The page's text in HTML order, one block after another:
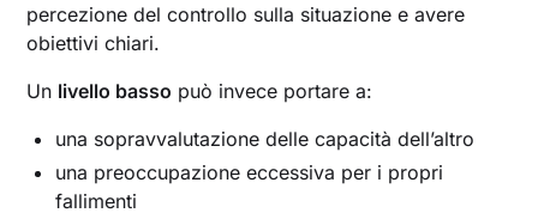
percezione del controllo sulla situazione e avere
obiettivi chiari.
Un livello basso può invece portare a:
una sopravvalutazione delle capacità dell’altro
una preoccupazione eccessiva per i propri
fallimenti